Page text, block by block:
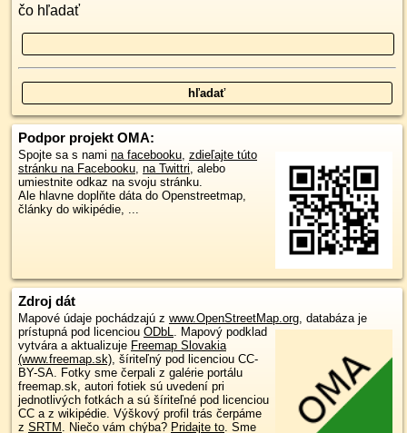
čo hľadať
Podpor projekt OMA:
Spojte sa s nami na facebooku, zdieľajte túto
stránku na Facebooku, na Twittri, alebo
umiestnite odkaz na svoju stránku.
Ale hlavne doplňte dáta do Openstreetmap,
články do wikipédie, ...
Zdroj dát
Mapové údaje pochádzajú z www.OpenStreetMap.org, databáza je
prístupná pod licenciou ODbL. Mapový podklad
vytvára a aktualizuje Freemap Slovakia
(www.freemap.sk), šíriteľný pod licenciou CC-
BY-SA. Fotky sme čerpali z galérie portálu
freemap.sk, autori fotiek sú uvedení pri
jednotlivých fotkách a sú šíriteľné pod licenciou
CC a z wikipédie. Výškový profil trás čerpáme
z SRTM . Niečo vám chýba? Pridajte to. Sme